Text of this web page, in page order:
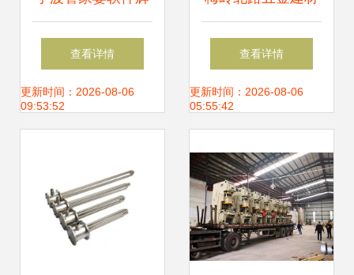
煌版 五金零售业的
智能管理解决方案
查看详情
更新时间：2026-08-06
09:53:52
批发零售 一站式采
购的专业选择
查看详情
更新时间：2026-08-06
05:55:42